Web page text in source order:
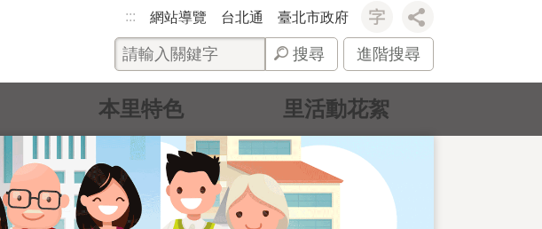
::: 網站導覽 台北通 臺北市政府
搜尋 進階搜尋
本里特色 里活動花絮